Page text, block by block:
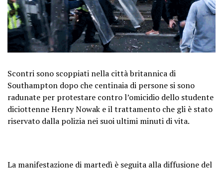
Scontri sono scoppiati nella città britannica di
Southampton dopo che centinaia di persone si sono
radunate per protestare contro l’omicidio dello studente
diciottenne Henry Nowak e il trattamento che gli è stato
riservato dalla polizia nei suoi ultimi minuti di vita.
La manifestazione di martedì è seguita alla diffusione del